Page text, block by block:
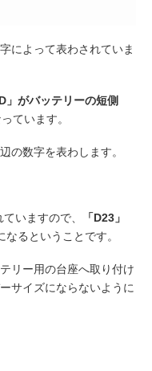
によって表わされていま
D」がバッテリーの短側
ています。
の数字を表わします。
いますので、
「D23」
なるということです。
リー用の台座へ取り付け
サイズにならないように